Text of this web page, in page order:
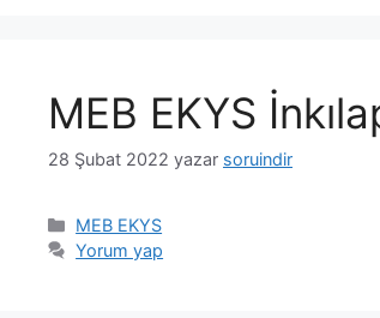
MEB EKYS
28 Şubat 2022 yazar soruindir
Kategoriler
MEB EKYS
Yorum yap